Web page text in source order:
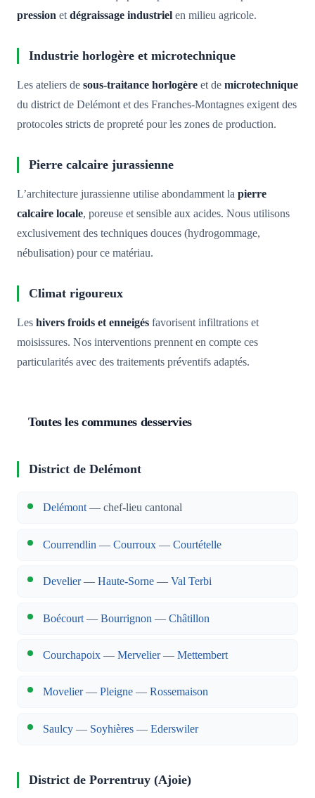
pression etdégraissage industriel en milieu agricole.
Industrie horlogère et microtechnique
Les ateliers de sous-traitance horlogère et de microtechnique
du district de Delémont et des Franches-Montagnes exigent des
protocoles stricts de propreté pour les zones de production.
Pierre calcaire jurassienne
L’architecture jurassienne utilise abondamment la pierre
calcaire locale, poreuse et sensible aux acides. Nous utilisons
exclusivement des techniques douces (hydrogommage,
nébulisation) pour ce matériau.
Climat rigoureux
Les hivers froids et enneigés favorisent infiltrations et
moisissures. Nos interventions prennent en compte ces
particularités avec des traitements préventifs adaptés.
Toutes les communes desservies
District de Delémont
Delémont— chef-lieu cantonal
Courrendlin — Courroux — Courtételle
Develier— Haute-Sorne — Val Terbi
Boécourt — Bourrignon — Châtillon
Courchapoix — Mervelier— Mettembert
Movelier— Pleigne — Rossemaison
Saulcy — Soyhières — Ederswiler
District de Porrentruy (Ajoie)